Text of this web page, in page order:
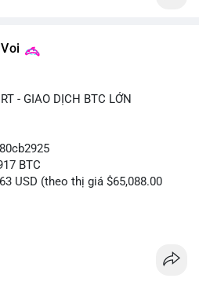
- GIAO DỊCH BTC LỚN
BTC
USD (theo thị giá $65,088.00
đương hơn nửa triệu USD được di